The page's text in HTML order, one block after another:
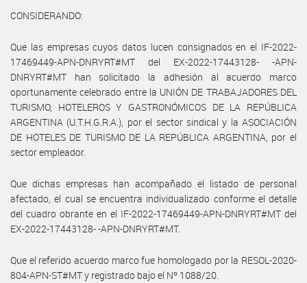
CONSIDERANDO:
Que las empresas cuyos datos lucen consignados en el IF-2022-
17469449-APN-DNRYRT#MT del EX-2022-17443128- -APN-
DNRYRT#MT han solicitado la adhesión al acuerdo marco
oportunamente celebrado entre la UNIÓN DE TRABAJADORES DEL
TURISMO, HOTELEROS Y GASTRONÓMICOS DE LA REPÚBLICA
ARGENTINA (U.T.H.G.R.A.), por el sector sindical y la ASOCIACIÓN
DE HOTELES DE TURISMO DE LA REPÚBLICA ARGENTINA, por el
sector empleador.
Que dichas empresas han acompañado el listado de personal
afectado, el cual se encuentra individualizado conforme el detalle
del cuadro obrante en el IF-2022-17469449-APN-DNRYRT#MT del
EX-2022-17443128- -APN-DNRYRT#MT.
Que el referido acuerdo marco fue homologado por la RESOL-2020-
804-APN-ST#MT y registrado bajo el Nº 1088/20.